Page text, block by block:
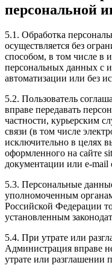
персональной
5.1. Обработка
осуществляется без
способом, в том числе в
персональных данных с
автоматизации или без
5.2. Пользователь
вправе передавать
частности, курьерским
связи (в том числе
исключительно в целях
оформленного на сайте
документации или e-mail
5.3. Персональные
уполномоченным
Российской Федерации
установленным
5.4. При утрате или
Администрация вправе
утрате или разглашении